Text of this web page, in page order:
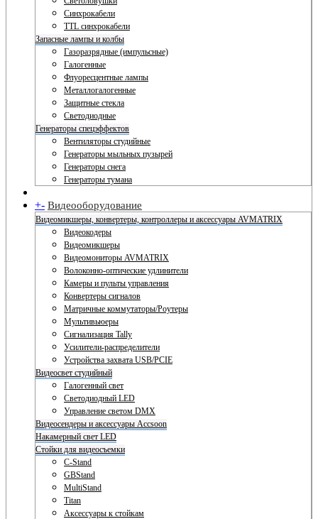
Синхрокабели
TTL синхрокабели
Запасные лампы и колбы
Газоразрядные (импульсные)
Галогенные
Флуоресцентные лампы
Металлогалогенные
Защитные стекла
Светодиодные
Генераторы спецэффектов
Вентиляторы студийные
Генераторы мыльных пузырей
Генераторы снега
Генераторы тумана
+- Видеооборудование
Видеомикшеры, конвертеры, контроллеры и аксессуары AVMATRIX
Видеокодеры
Видеомикшеры
Видеомониторы AVMATRIX
Волоконно-оптические удлинители
Камеры и пульты управления
Конвертеры сигналов
Матричные коммутаторы/Роутеры
Мультивьюеры
Сигнализация Tally
Усилители-распределители
Устройства захвата USB/PCIE
Видеосвет студийный
Галогенный свет
Светодиодный LED
Управление светом DMX
Видеосендеры и аксессуары Accsoon
Накамерный свет LED
Стойки для видеосъемки
C-Stand
GBStand
MultiStand
Titan
Аксессуары к стойкам